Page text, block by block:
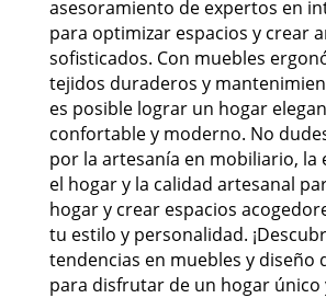
asesoramiento de expertos en
para optimizar espacios y crear
sofisticados. Con muebles
tejidos duraderos y
es posible lograr un hogar
confortable y moderno. No
por la artesanía en mobiliario, la
el hogar y la calidad artesanal
hogar y crear espacios
tu estilo y personalidad.
tendencias en muebles y diseño
para disfrutar de un hogar único